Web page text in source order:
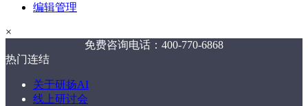
编辑管理
×
免费咨询电话：400-770-6868
热门连结
关于研扬AI
线上研讨会